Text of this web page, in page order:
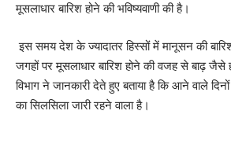
मूसलाधार बारिश होने की भविष्यवाणी की है।
इस समय देश के ज्यादातर हिस्सों में मानूसन की
जगहों पर मूसलाधार बारिश होने की वजह से बाढ़ जैसे
विभाग ने जानकारी देते हुए बताया है कि आने वाले
का सिलसिला जारी रहने वाला है।